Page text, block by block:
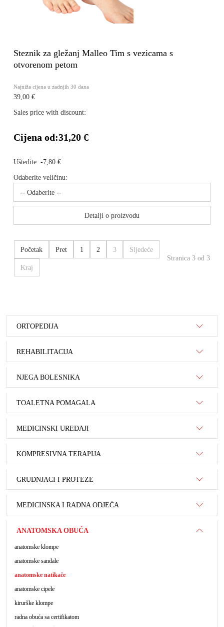
Steznik za gležanj Malleo Tim s vezicama s
otvorenom petom
Najniža cijena u zadnjih 30 dana
39,00 €
Sales price with discount:
Cijena od:31,20 €
Uštedite: -7,80 €
Odaberite veličinu:
Detalji o proizvodu
Početak Pret 1 2 3 Sljedeće
Kraj
Stranica 3 od 3
ORTOPEDIJA
REHABILITACIJA
NJEGA BOLESNIKA
TOALETNA POMAGALA
MEDICINSKI UREĐAJI
KOMPRESIVNA TERAPIJA
GRUDNJACI I PROTEZE
MEDICINSKA I RADNA ODJEĆA
ANATOMSKA OBUĆA
anatomske klompe
anatomske sandale
anatomske natikače
anatomske cipele
kirurške klompe
radna obuća sa certifikatom